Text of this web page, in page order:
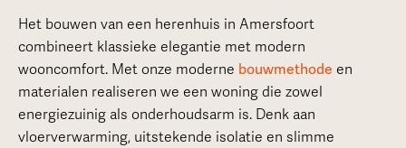
Het bouwen van een herenhuis in Amersfoort
combineert klassieke elegantie met modern
wooncomfort. Met onze moderne bouwmethode en
materialen realiseren we een woning die zowel
energiezuinig als onderhoudsarm is. Denk aan
vloerverwarming, uitstekende isolatie en slimme